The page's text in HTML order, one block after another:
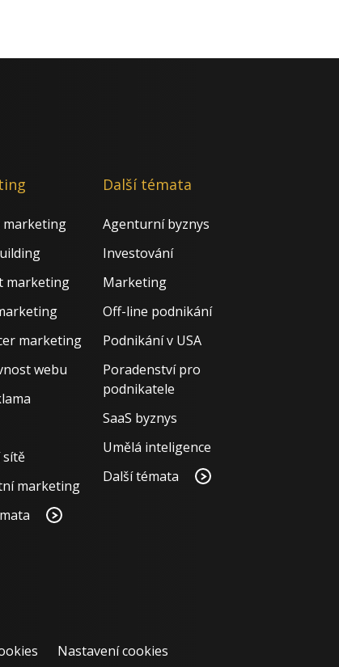
marketing
marketing
marketing
webu
sítě
marketing
Další témata
Agenturní byznys
Investování
Marketing
Off-line podnikání
Podnikání v USA
Poradenství pro
podnikatele
SaaS byznys
Umělá inteligence
Další témata
Nastavení cookies